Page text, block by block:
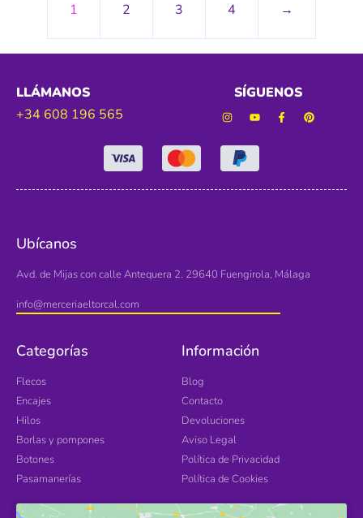
1 2 3 4 →
LLÁMANOS
+34 608 196 565
SÍGUENOS
Ubícanos
Avd. de Mijas con calle Antequera 2. 29640 Fuengirola, Málaga
info@merceriaeltorcal.com
Categorías
Flecos
Encajes
Hilos
Borlas y pompones
Botones
Pasamanerías
Información
Blog
Contacto
Devoluciones
Aviso Legal
Política de Privacidad
Política de Cookies